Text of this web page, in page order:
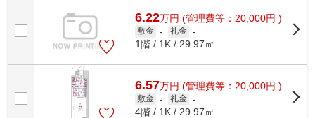
6.22万円 (管理費等：20,000円 )
敷金 - 礼金 -
1階 / 1K / 29.97㎡
6.57万円 (管理費等：20,000円 )
敷金 - 礼金 -
4階 / 1K / 29.97㎡